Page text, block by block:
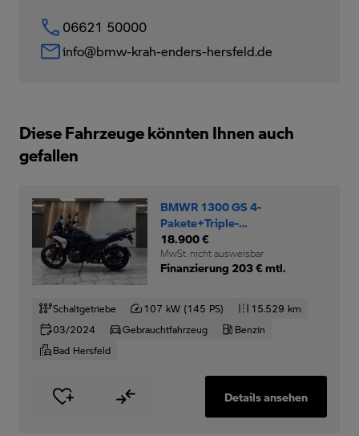
06621 50000
info@bmw-krah-enders-hersfeld.de
Diese Fahrzeuge könnten Ihnen auch
gefallen
BMWR 1300 GS 4-
Pakete+Triple-
Black+Motorschutzbügel+
18.900 €
MwSt. nicht ausweisbar
Finanzierung 203 € mtl.
Schaltgetriebe 107 kW (145 PS)
15.529 km
03/2024
Gebrauchtfahrzeug
Benzin
Bad Hersfeld
Details ansehen